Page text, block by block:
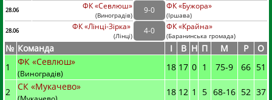
28.06
ФК «Севлюш»
(Виноградів)
9-0 ФК «Бужора»
(Іршава)
28.06
ФК «Лінці-Зірка»
(Лінці)
4-0 ФК «Крайна»
(Баранинська громада)
№ Команда I В Н П М Р
О
1
ФК «Севлюш»
(Виноградів)
18 17 0 1 75-9 66 51
2 СК «Мукачево» 18 12 1 5 68-16 52 37